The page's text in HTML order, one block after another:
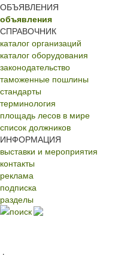
ОБЪЯВЛЕНИЯ
объявления
СПРАВОЧНИК
каталог организаций
каталог оборудования
законодательство
таможенные пошлины
стандарты
терминология
площадь лесов в мире
список должников
ИНФОРМАЦИЯ
выставки и мероприятия
контакты
реклама
подписка
разделы
поиск